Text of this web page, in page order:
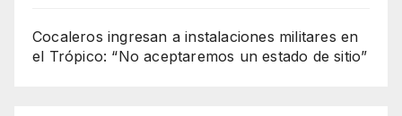
Cocaleros ingresan a instalaciones militares en
el Trópico: “No aceptaremos un estado de sitio”